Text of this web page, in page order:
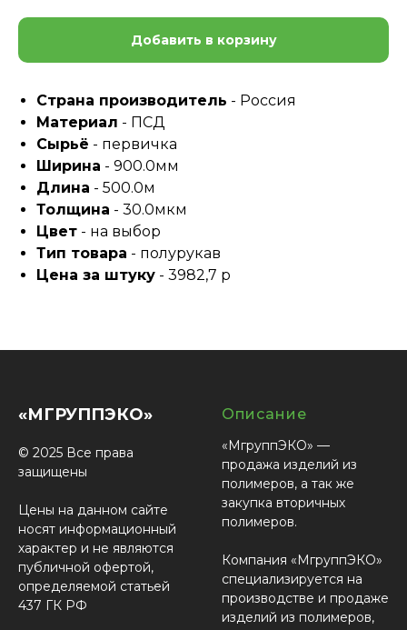
Добавить в корзину
Страна производитель - Россия
Материал - ПСД
Сырьё - первичка
Ширина - 900.0мм
Длина - 500.0м
Толщина - 30.0мкм
Цвет - на выбор
Тип товара - полурукав
Цена за штуку - 3982,7 р
«МГРУППЭКО»
© 2025 Все права
защищены
Цены на данном сайте
носят информационный
характер и не являются
публичной офертой,
определяемой статьей
437 ГК РФ
Описание
«МгруппЭКО» —
продажа изделий из
полимеров, а так же
закупка вторичных
полимеров.
Компания «МгруппЭКО»
специализируется на
производстве и продаже
изделий из полимеров,